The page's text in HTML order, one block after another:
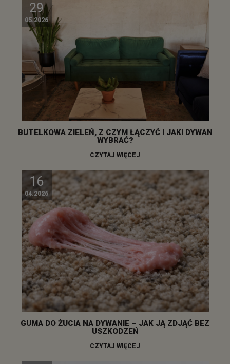
29
05.2026
BUTELKOWA ZIELEŃ, Z CZYM ŁĄCZYĆ I JAKI DYWAN
WYBRAĆ?
CZYTAJ WIĘCEJ
16
04.2026
GUMA DO ŻUCIA NA DYWANIE – JAK JĄ ZDJĄĆ BEZ
USZKODZEŃ
CZYTAJ WIĘCEJ